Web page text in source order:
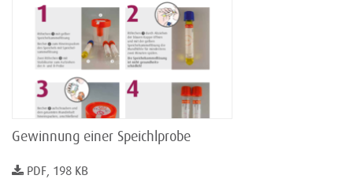
Gewinnung einer Speichlprobe
PDF, 198 KB